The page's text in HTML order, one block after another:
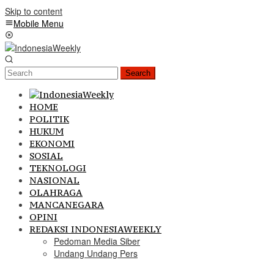
Skip to content
Mobile Menu
Search
HOME
POLITIK
HUKUM
EKONOMI
SOSIAL
TEKNOLOGI
NASIONAL
OLAHRAGA
MANCANEGARA
OPINI
REDAKSI INDONESIAWEEKLY
Pedoman Media Siber
Undang Undang Pers